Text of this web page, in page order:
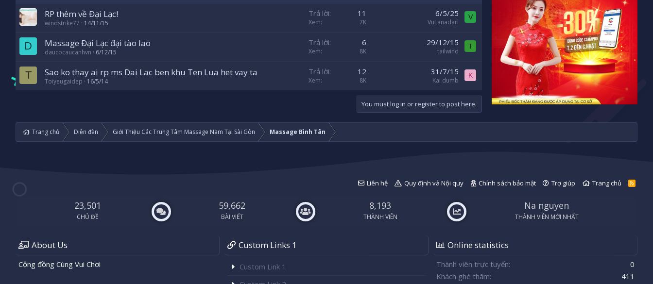
RP thêm về Đại Lạc!
windstrike77 14/11/15
Trả lời 11
Xem 7K
6/5/25
VuLanadarl
V
D Massage Đại Lạc đại tào lao
daucocaucanhvn 6/12/15
Trả lời 6
Xem 8K
29/12/15
tailwind
T
T Sao ko thay ai rp ms Dai Lac ben khu Ten Lua het vay ta
Toiyeugaidep 16/5/14
Trả lời 12
Xem 8K
31/7/15
Kai dumb
K
You must log in or register to post here.
Trang chủ Diễn đàn Giới Thiệu Các Trung Tâm Massage Nam Tại Sài Gòn Massage Bình Tân
Liên hệ Quy định và Nội quy Chính sách bảo mật Trợ giúp Trang chủ
R
23,501
CHỦ ĐỀ
59,662
BÀI VIẾT
8,193
THÀNH VIÊN
Na nguyen
THÀNH VIÊN MỚI NHẤT
About Us
Cộng đồng Cùng Vui Chơi
Custom Links 1
Custom Link 1
Online statistics
Thành viên trực tuyến
0
Khách ghé thăm
411